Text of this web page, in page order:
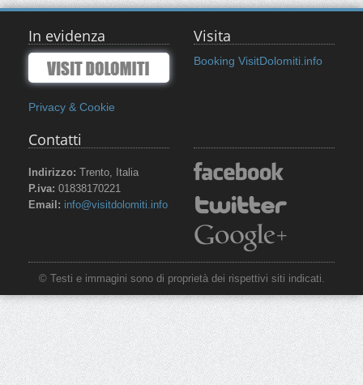
In evidenza
Privacy & Cookie
Visita
Booking VisitDolomiti.info
Contatti
Indirizzo: Trento, Italia
P.iva: 01838170221
Email: info@visitdolomiti.info
© Testi e immagini sono di proprietà dei rispettivi siti indicati.